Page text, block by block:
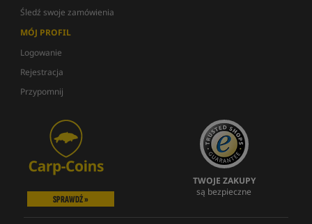
Śledź swoje zamówienia
MÓJ PROFIL
Logowanie
Rejestracja
Przypomnij
SPRAWDŹ »
TWOJE ZAKUPY
są bezpieczne